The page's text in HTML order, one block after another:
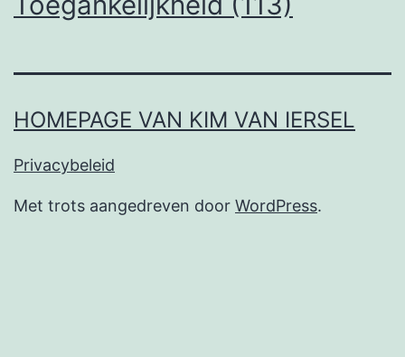
HOMEPAGE VAN KIM VAN IERSEL
Privacybeleid
Met trots aangedreven door WordPress.